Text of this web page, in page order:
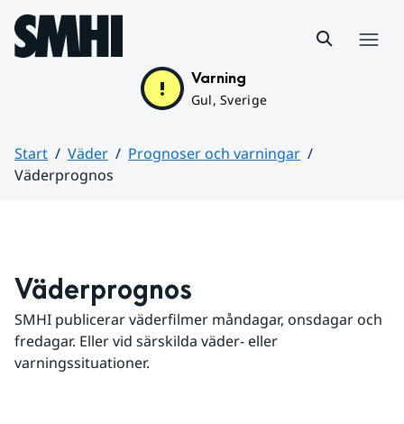
Hoppa till sidans innehåll
Varning
Gul, Sverige
Start Väder
Prognoser och varningar
Väderprognos
Väderprognos
SMHI publicerar väderfilmer måndagar, onsdagar och
fredagar. Eller vid särskilda väder- eller
varningssituationer.